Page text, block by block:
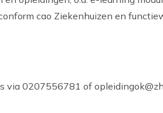
cao Ziekenhuizen en
via 0207556781 of